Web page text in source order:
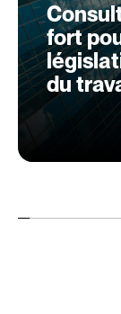
fort
du